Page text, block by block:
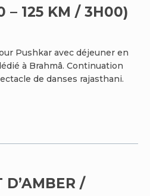
– 125 KM / 3H00)
Pushkar avec déjeuner en
à Brahmâ. Continuation
de danses rajasthani.
D’AMBER /